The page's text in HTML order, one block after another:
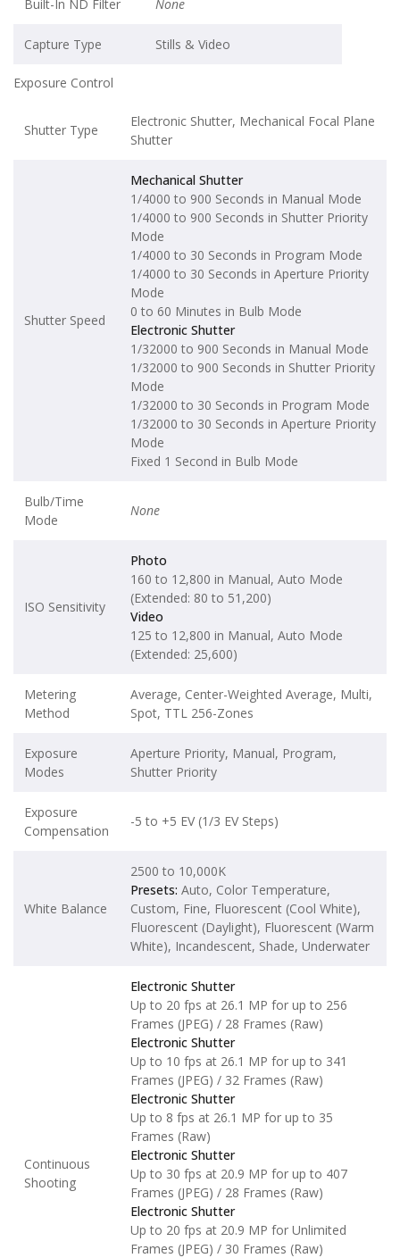
Built-In ND Filter None
Capture Type Stills & Video
Exposure Control
Shutter Type
Electronic Shutter, Mechanical Focal Plane
Shutter
Shutter Speed
Mechanical Shutter
1/4000 to 900 Seconds in Manual Mode
1/4000 to 900 Seconds in Shutter Priority
Mode
1/4000 to 30 Seconds in Program Mode
1/4000 to 30 Seconds in Aperture Priority
Mode
0 to 60 Minutes in Bulb Mode
Electronic Shutter
1/32000 to 900 Seconds in Manual Mode
1/32000 to 900 Seconds in Shutter Priority
Mode
1/32000 to 30 Seconds in Program Mode
1/32000 to 30 Seconds in Aperture Priority
Mode
Fixed 1 Second in Bulb Mode
Bulb/Time
Mode
None
ISO Sensitivity
Photo
160 to 12,800 in Manual, Auto Mode
(Extended: 80 to 51,200)
Video
125 to 12,800 in Manual, Auto Mode
(Extended: 25,600)
Metering
Method
Average, Center-Weighted Average, Multi,
Spot, TTL 256-Zones
Exposure
Modes
Aperture Priority, Manual, Program,
Shutter Priority
Exposure
Compensation
-5 to +5 EV (1/3 EV Steps)
White Balance
2500 to 10,000K
Presets: Auto, Color Temperature,
Custom, Fine, Fluorescent (Cool White),
Fluorescent (Daylight), Fluorescent (Warm
White), Incandescent, Shade, Underwater
Continuous
Shooting
Electronic Shutter
Up to 20 fps at 26.1 MP for up to 256
Frames (JPEG) / 28 Frames (Raw)
Electronic Shutter
Up to 10 fps at 26.1 MP for up to 341
Frames (JPEG) / 32 Frames (Raw)
Electronic Shutter
Up to 8 fps at 26.1 MP for up to 35
Frames (Raw)
Electronic Shutter
Up to 30 fps at 20.9 MP for up to 407
Frames (JPEG) / 28 Frames (Raw)
Electronic Shutter
Up to 20 fps at 20.9 MP for Unlimited
Frames (JPEG) / 30 Frames (Raw)